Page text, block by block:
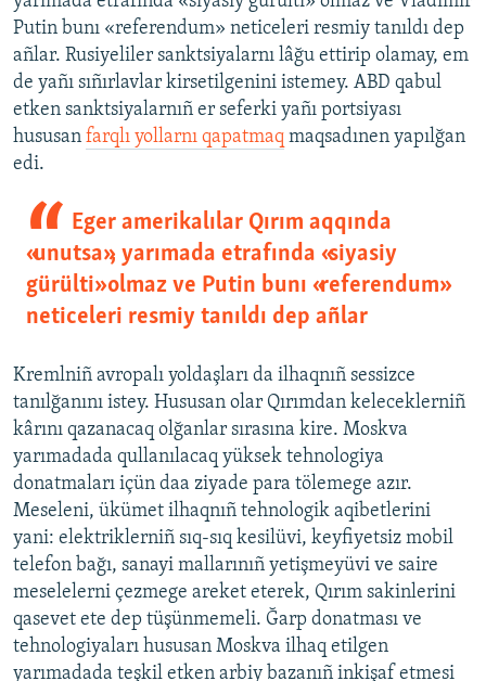
Putin bunı «referendum» neticeleri resmiy tanıldı dep
añlar. Rusiyeliler sanktsiyalarnı lâğu ettirip olamay, em
de yañı sıñırlavlar kirsetilgenini istemey. ABD qabul
etken sanktsiyalarnıñ er seferki yañı portsiyası
hususan farqlı yollarnı qapatmaq maqsadınen yapılğan
edi.
Eger amerikalılar Qırım aqqında
«unutsa», yarımada etrafında «siyasiy
gürülti» olmaz ve Putin bunı «referendum»
neticeleri resmiy tanıldı dep añlar
Kremlniñ avropalı yoldaşları da ilhaqnıñ sessizce
tanılğanını istey. Hususan olar Qırımdan keleceklerniñ
kârını qazanacaq olğanlar sırasına kire. Moskva
yarımadada qullanılacaq yüksek tehnologiya
donatmaları içün daa ziyade para tölemege azır.
Meseleni, ükümet ilhaqnıñ tehnologik aqibetlerini
yani: elektriklerniñ sıq-sıq kesilüvi, keyfiyetsiz mobil
telefon bağı, sanayi mallarınıñ yetişmeyüvi ve saire
meselelerni çezmege areket eterek, Qırım sakinlerini
qasevet ete dep tüşünmemeli. Ğarp donatması ve
tehnologiyaları hususan Moskva ilhaq etilgen
yarımadada teşkil etken arbiy bazanıñ inkişaf etmesi